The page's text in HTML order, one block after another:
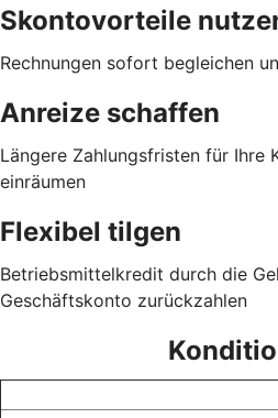
Skontovorteile
Rechnungen sofort begleichen
Anreize schaffen
Längere Zahlungsfristen für Ihre
einräumen
Flexibel tilgen
Betriebsmittelkredit durch die
Geschäftskonto zurückzahlen